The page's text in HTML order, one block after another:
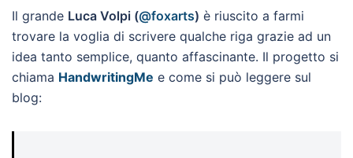
Il grande Luca Volpi (@foxarts) è riuscito a farmi
trovare la voglia di scrivere qualche riga grazie ad un
idea tanto semplice, quanto affascinante. Il progetto si
chiama HandwritingMe e come si può leggere sul
blog: